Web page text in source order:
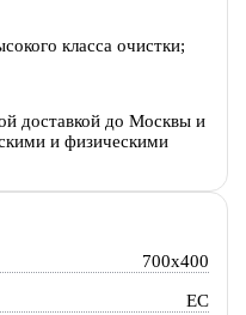
класса очистки;
доставкой до Москвы и
и физическими
700x400
EC